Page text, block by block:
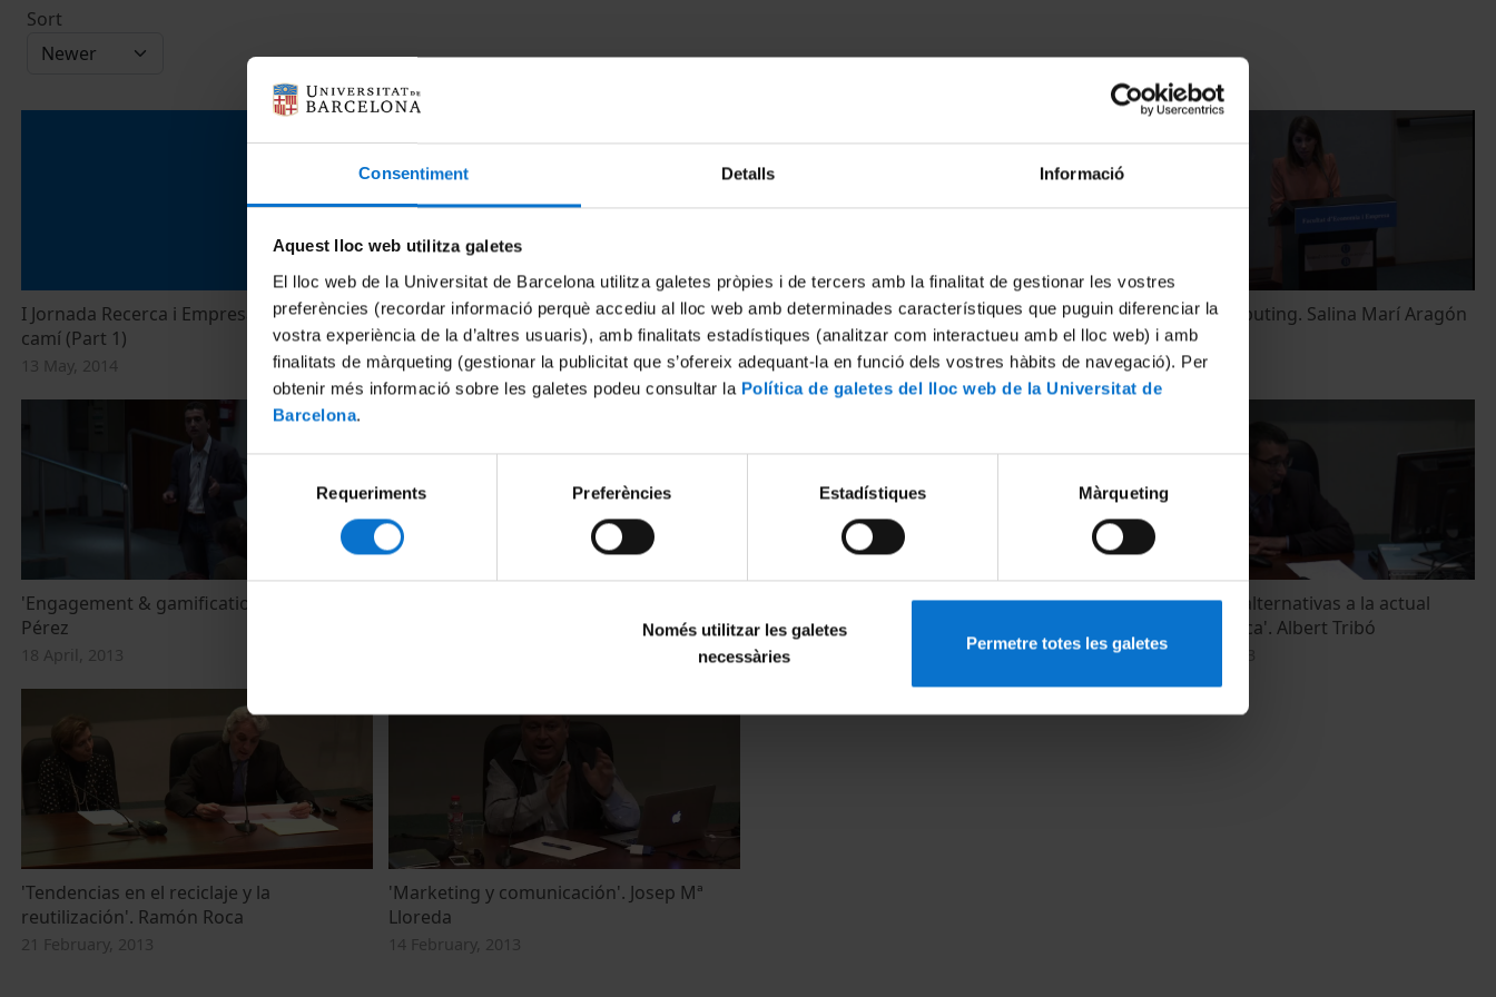
Consentiment Detalls Informació
Aquest lloc web utilitza galetes
El lloc web de la Universitat de Barcelona utilitza galetes pròpies i de tercers amb la finalitat de gestionar les vostres
preferències (recordar informació perquè accediu al lloc web amb determinades característiques que puguin diferenciar la
vostra experiència de la d’altres usuaris), amb finalitats estadístiques (analitzar com interactueu amb el lloc web) i amb
finalitats de màrqueting (gestionar la publicitat que s’ofereix adequant-la en funció dels vostres hàbits de navegació). Per
obtenir més informació sobre les galetes podeu consultar la Política de galetes del lloc web de la Universitat de
Barcelona.
de
consentiment
Requeriments Preferències Estadístiques Màrqueting
Només utilitzar les galetes
necessàries
Permetre totes les galetes
Sort
I Jornada Recerca i Empresa: junts fem
camí (Part 1)
13 May, 2014
I Jornada Recerca i Empresa: junts fem
camí (Part 2)
29 April, 2014
'Internacionalització de l'empresa' Xavier
Tintoré de Fluidra
2 May, 2013
Clouding Computing. Salina Marí Aragón
25 April, 2013
'Engagement & gamification'. César
Pérez
18 April, 2013
'Éxito, tecnología y empresa'. Marcos
Urarte
4 April, 2013
'Propuestas y alternativas a la actual
crisis económica'. Albert Tribó
21 February, 2013
'Tendencias en el reciclaje y la
reutilización'. Ramón Roca
21 February, 2013
'Marketing y comunicación'. Josep Mª
Lloreda
14 February, 2013